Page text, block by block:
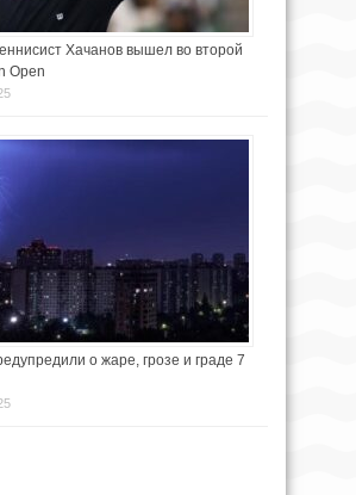
Хачанов вышел во второй
Open
о жаре, грозе и граде 7